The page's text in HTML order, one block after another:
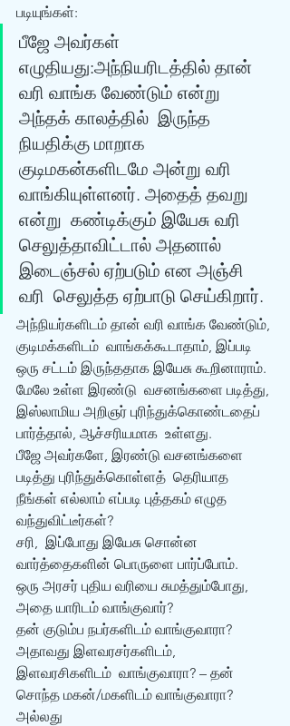
படியுங்கள்:
பீஜே அவர்கள்
எழுதியது:அந்நியரிடத்தில் தான்
வரி வாங்க வேண்டும் என்று
அந்தக் காலத்தில்  இருந்த
நியதிக்கு மாறாக
குடிமகன்களிடமே அன்று வரி
வாங்கியுள்ளனர். அதைத் தவறு
என்று  கண்டிக்கும் இயேசு வரி
செலுத்தாவிட்டால் அதனால்
இடைஞ்சல் ஏற்படும் என அஞ்சி
வரி  செலுத்த ஏற்பாடு செய்கிறார்.
அந்நியர்களிடம் தான் வரி வாங்க வேண்டும்,
குடிமக்களிடம்  வாங்கக்கூடாதாம், இப்படி
ஒரு சட்டம் இருந்ததாக இயேசு கூறினாராம்.
மேலே உள்ள இரண்டு  வசனங்களை படித்து,
இஸ்லாமிய அறிஞர் புரிந்துக்கொண்டதைப்
பார்த்தால், ஆச்சரியமாக  உள்ளது.
பீஜே அவர்களே, இரண்டு வசனங்களை
படித்து புரிந்துக்கொள்ளத்  தெரியாத
நீங்கள் எல்லாம் எப்படி புத்தகம் எழுத
வந்துவிட்டீர்கள்?
சரி,  இப்போது இயேசு சொன்ன
வார்த்தைகளின் பொருளை பார்ப்போம்.
ஒரு அரசர் புதிய வரியை சுமத்தும்போது,
அதை யாரிடம் வாங்குவார்?
தன் குடும்ப நபர்களிடம் வாங்குவாரா?
அதாவது இளவரசர்களிடம்,
இளவரசிகளிடம்  வாங்குவாரா? – தன்
சொந்த மகன்/மகளிடம் வாங்குவாரா?
அல்லது